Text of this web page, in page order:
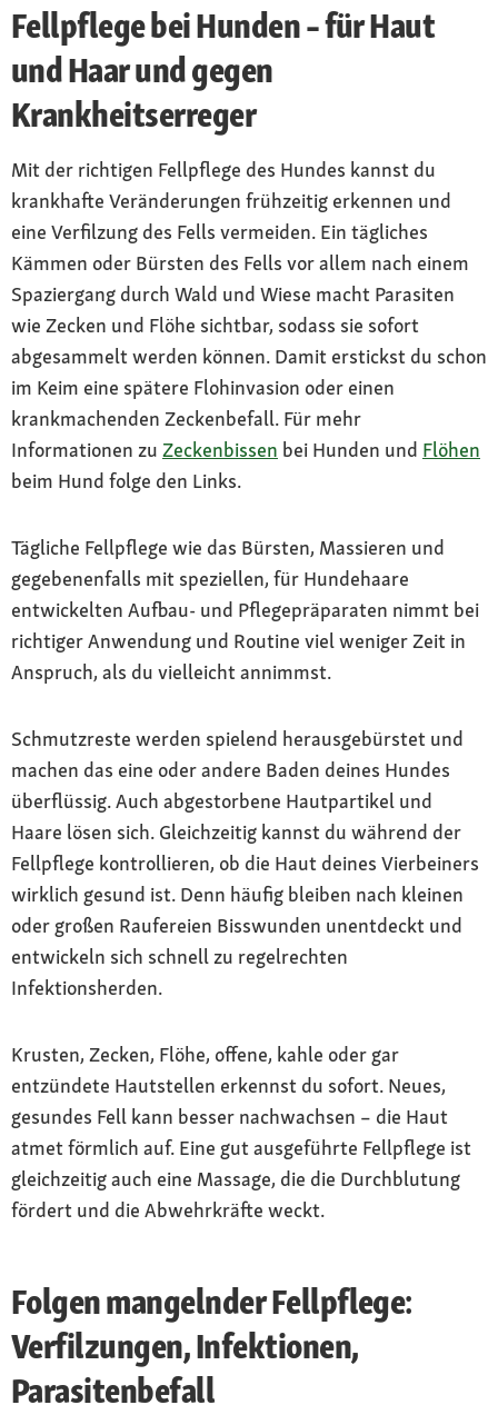
Fellpflege bei Hunden – für Haut
und Haar und gegen
Krankheitserreger
Mit der richtigen Fellpflege des Hundes kannst du
krankhafte Veränderungen frühzeitig erkennen und
eine Verfilzung des Fells vermeiden. Ein tägliches
Kämmen oder Bürsten des Fells vor allem nach einem
Spaziergang durch Wald und Wiese macht Parasiten
wie Zecken und Flöhe sichtbar, sodass sie sofort
abgesammelt werden können. Damit erstickst du schon
im Keim eine spätere Flohinvasion oder einen
krankmachenden Zeckenbefall. Für mehr
Informationen zu Zeckenbissen bei Hunden und Flöhen
beim Hund folge den Links.
Tägliche Fellpflege wie das Bürsten, Massieren und
gegebenenfalls mit speziellen, für Hundehaare
entwickelten Aufbau- und Pflegepräparaten nimmt bei
richtiger Anwendung und Routine viel weniger Zeit in
Anspruch, als du vielleicht annimmst.
Schmutzreste werden spielend herausgebürstet und
machen das eine oder andere Baden deines Hundes
überflüssig. Auch abgestorbene Hautpartikel und
Haare lösen sich. Gleichzeitig kannst du während der
Fellpflege kontrollieren, ob die Haut deines Vierbeiners
wirklich gesund ist. Denn häufig bleiben nach kleinen
oder großen Raufereien Bisswunden unentdeckt und
entwickeln sich schnell zu regelrechten
Infektionsherden.
Krusten, Zecken, Flöhe, offene, kahle oder gar
entzündete Hautstellen erkennst du sofort. Neues,
gesundes Fell kann besser nachwachsen – die Haut
atmet förmlich auf. Eine gut ausgeführte Fellpflege ist
gleichzeitig auch eine Massage, die die Durchblutung
fördert und die Abwehrkräfte weckt.
Folgen mangelnder Fellpflege:
Verfilzungen, Infektionen,
Parasitenbefall